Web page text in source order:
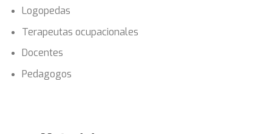
Logopedas
Terapeutas ocupacionales
Docentes
Pedagogos